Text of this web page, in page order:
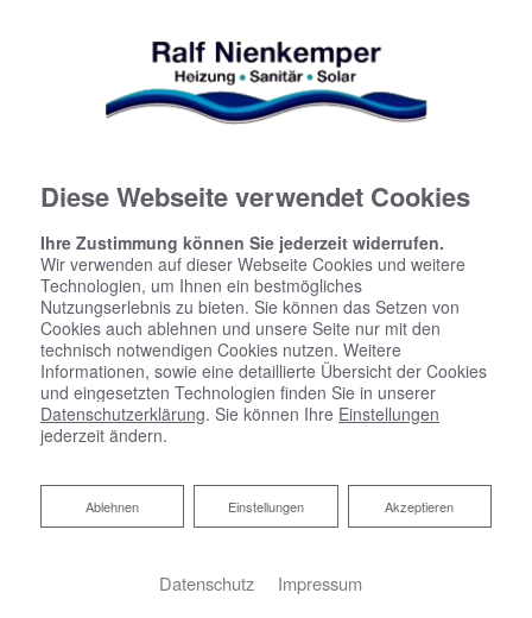
Zentralstaubsauger von Ralf
Einfach gründlicher saugen
Ob Renovierung oder Neubau – die Installation einer
zentralen Staubsaugeranlage bringt viele Vorteile: Sie
Diese Webseite verwendet Cookies
Ihre Zustimmung können Sie jederzeit widerrufen.
Wir verwenden auf dieser Webseite Cookies und weitere
Technologien, um Ihnen ein bestmögliches
Nutzungserlebnis zu bieten. Sie können das Setzen von
Cookies auch ablehnen und unsere Seite nur mit den
technisch notwendigen Cookies nutzen. Weitere
Informationen, sowie eine detaillierte Übersicht der Cookies
und eingesetzten Technologien finden Sie in unserer
Datenschutzerklärung. Sie können Ihre Einstellungen
jederzeit ändern.
Akzeptieren
Einstellungen
Ablehnen
Ablehnen
Datenschutz Impressum